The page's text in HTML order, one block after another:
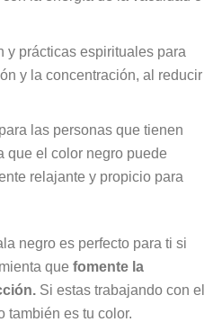
y prácticas espirituales para
y la concentración, al reducir
las personas que tienen
que el color negro puede
relajante y propicio para
negro es perfecto para ti si
que fomente la
Si estas trabajando con el
también es tu color.